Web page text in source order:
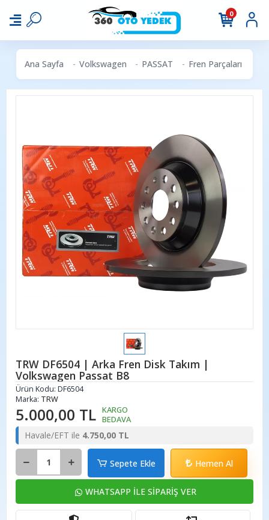
0
Ana Sayfa Volkswagen PASSAT Fren Parçaları
TRW DF6504 | Arka Fren Disk Takım |
Volkswagen Passat B8
Ürün Kodu: DF6504
Marka: TRW
5.000,00 TL KARGO
BEDAVA
Havale/EFT ile 4.750,00 TL
Sepete Ekle Hemen Al
WHATSAPP İLE SİPARİŞ VER